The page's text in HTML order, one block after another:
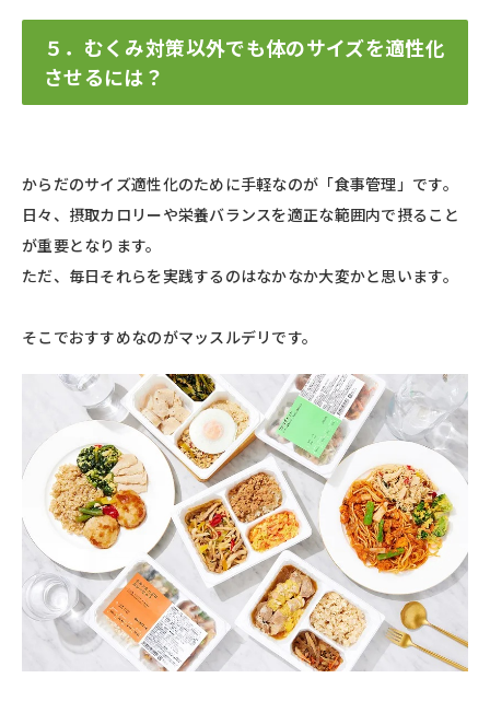
５．むくみ対策以外でも体のサイズを適性化
させるには？
からだのサイズ適性化のために手軽なのが「食事管理」です。
日々、摂取カロリーや栄養バランスを適正な範囲内で摂ること
が重要となります。
ただ、毎日それらを実践するのはなかなか大変かと思います。
そこでおすすめなのがマッスルデリです。